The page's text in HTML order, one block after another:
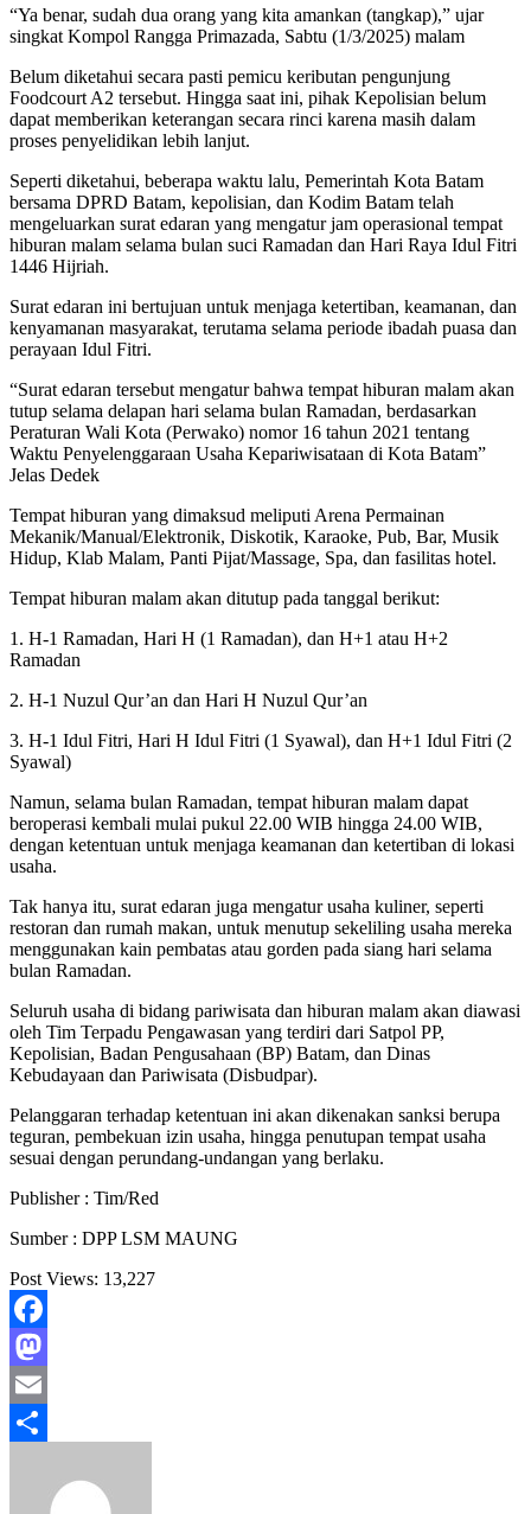
“Ya benar, sudah dua orang yang kita amankan (tangkap),” ujar
singkat Kompol Rangga Primazada, Sabtu (1/3/2025) malam
Belum diketahui secara pasti pemicu keributan pengunjung
Foodcourt A2 tersebut. Hingga saat ini, pihak Kepolisian belum
dapat memberikan keterangan secara rinci karena masih dalam
proses penyelidikan lebih lanjut.
Seperti diketahui, beberapa waktu lalu, Pemerintah Kota Batam
bersama DPRD Batam, kepolisian, dan Kodim Batam telah
mengeluarkan surat edaran yang mengatur jam operasional tempat
hiburan malam selama bulan suci Ramadan dan Hari Raya Idul Fitri
1446 Hijriah.
Surat edaran ini bertujuan untuk menjaga ketertiban, keamanan, dan
kenyamanan masyarakat, terutama selama periode ibadah puasa dan
perayaan Idul Fitri.
“Surat edaran tersebut mengatur bahwa tempat hiburan malam akan
tutup selama delapan hari selama bulan Ramadan, berdasarkan
Peraturan Wali Kota (Perwako) nomor 16 tahun 2021 tentang
Waktu Penyelenggaraan Usaha Kepariwisataan di Kota Batam”
Jelas Dedek
Tempat hiburan yang dimaksud meliputi Arena Permainan
Mekanik/Manual/Elektronik, Diskotik, Karaoke, Pub, Bar, Musik
Hidup, Klab Malam, Panti Pijat/Massage, Spa, dan fasilitas hotel.
Tempat hiburan malam akan ditutup pada tanggal berikut:
1. H-1 Ramadan, Hari H (1 Ramadan), dan H+1 atau H+2
Ramadan
2. H-1 Nuzul Qur’an dan Hari H Nuzul Qur’an
3. H-1 Idul Fitri, Hari H Idul Fitri (1 Syawal), dan H+1 Idul Fitri (2
Syawal)
Namun, selama bulan Ramadan, tempat hiburan malam dapat
beroperasi kembali mulai pukul 22.00 WIB hingga 24.00 WIB,
dengan ketentuan untuk menjaga keamanan dan ketertiban di lokasi
usaha.
Tak hanya itu, surat edaran juga mengatur usaha kuliner, seperti
restoran dan rumah makan, untuk menutup sekeliling usaha mereka
menggunakan kain pembatas atau gorden pada siang hari selama
bulan Ramadan.
Seluruh usaha di bidang pariwisata dan hiburan malam akan diawasi
oleh Tim Terpadu Pengawasan yang terdiri dari Satpol PP,
Kepolisian, Badan Pengusahaan (BP) Batam, dan Dinas
Kebudayaan dan Pariwisata (Disbudpar).
Pelanggaran terhadap ketentuan ini akan dikenakan sanksi berupa
teguran, pembekuan izin usaha, hingga penutupan tempat usaha
sesuai dengan perundang-undangan yang berlaku.
Publisher : Tim/Red
Sumber : DPP LSM MAUNG
Post Views: 13,227
Facebook
Mastodon
Email